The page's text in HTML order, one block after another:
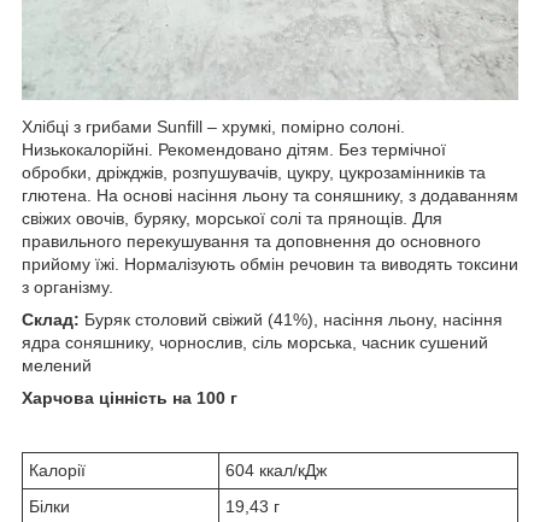
Хлібці з грибами Sunfill – хрумкі, помірно солоні.
Низькокалорійні. Рекомендовано дітям. Без термічної
обробки, дріжджів, розпушувачів, цукру, цукрозамінників та
глютена. На основі насіння льону та соняшнику, з додаванням
свіжих овочів, буряку, морської солі та прянощів. Для
правильного перекушування та доповнення до основного
прийому їжі. Нормалізують обмін речовин та виводять токсини
з організму.
Склад: Буряк столовий свіжий (41%), насіння льону, насіння
ядра соняшнику, чорнослив, сіль морська, часник сушений
мелений
Харчова цінність на 100 г
Калорії
604 ккал/кДж
Білки
19,43 г